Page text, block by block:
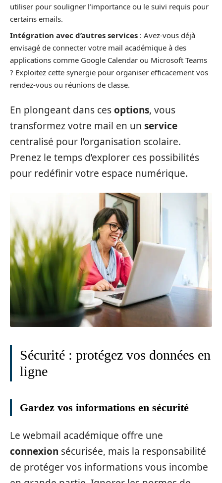
utiliser pour souligner l’importance ou le suivi requis pour
certains emails.
Intégration avec d’autres services : Avez-vous déjà
envisagé de connecter votre mail académique à des
applications comme Google Calendar ou Microsoft Teams
? Exploitez cette synergie pour organiser efficacement vos
rendez-vous ou réunions de classe.
En plongeant dans cesoptions, vous
transformez votre mail en un service
centralisé pour l’organisation scolaire.
Prenez le temps d’explorer ces possibilités
pour redéfinir votre espace numérique.
Sécurité : protégez vos données en
ligne
Gardez vos informations en sécurité
Le webmail académique offre une
connexion sécurisée, mais la responsabilité
de protéger vos informations vous incombe